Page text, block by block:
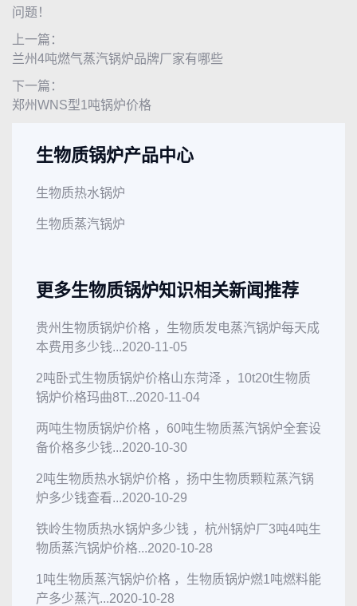
问题！
上一篇：
兰州4吨燃气蒸汽锅炉品牌厂家有哪些
下一篇：
郑州WNS型1吨锅炉价格
生物质锅炉产品中心
生物质热水锅炉
生物质蒸汽锅炉
更多生物质锅炉知识相关新闻推荐
贵州生物质锅炉价格 ，生物质发电蒸汽锅炉每天成
本费用多少钱...2020-11-05
2吨卧式生物质锅炉价格山东菏泽 ，10t20t生物质
锅炉价格玛曲8T...2020-11-04
两吨生物质锅炉价格 ，60吨生物质蒸汽锅炉全套设
备价格多少钱...2020-10-30
2吨生物质热水锅炉价格 ，扬中生物质颗粒蒸汽锅
炉多少钱查看...2020-10-29
铁岭生物质热水锅炉多少钱 ，杭州锅炉厂3吨4吨生
物质蒸汽锅炉价格...2020-10-28
1吨生物质蒸汽锅炉价格 ，生物质锅炉燃1吨燃料能
产多少蒸汽...2020-10-28